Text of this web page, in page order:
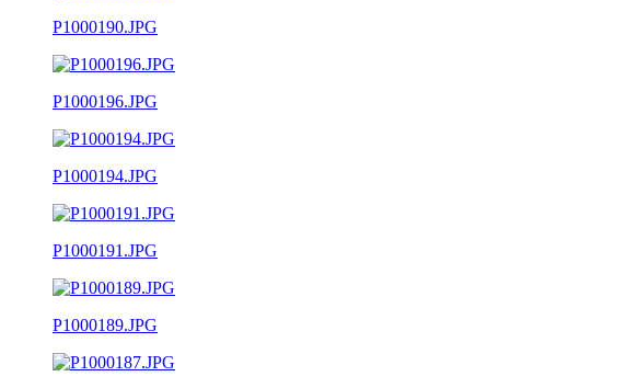
P1000190.JPG
P1000196.JPG
P1000194.JPG
P1000191.JPG
P1000189.JPG